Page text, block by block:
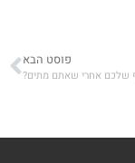
פוסט הבא
שלכם אחרי שאתם מתים?